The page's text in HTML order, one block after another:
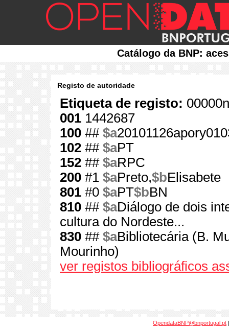
Catálogo da BNP:
Registo de autoridade
Etiqueta de registo:
001 1442687
100 ## $a
102 ## $aPT
152 ## $aRPC
200 #1 $aPreto,$bElisabete
801 #0 $aPT$bBN
810 ## $aDiálogo de dois
cultura do Nordeste...
830 ## $aBibliotecária (B.
Mourinho)
ver registos bibliográficos
OpendataBNP@bnportugal.pt